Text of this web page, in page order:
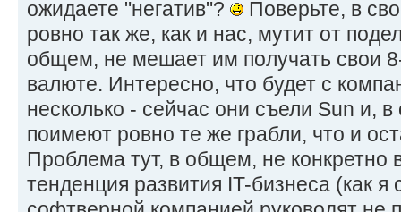
ожидаете "негатив"?
Поверьте, в
ровно так же, как и нас, мутит от
общем, не мешает им получать свои
валюте. Интересно, что будет с
несколько - сейчас они съели Sun и,
поимеют ровно те же грабли, что и
Проблема тут, в общем, не конкретно
тенденция развития IT-бизнеса (как